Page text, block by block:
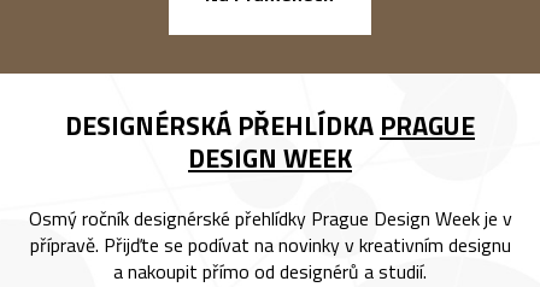
DESIGNÉRSKÁ PŘEHLÍDKA PRAGUE
DESIGN WEEK
Osmý ročník designérské přehlídky Prague Design Week je v
přípravě. Přijďte se podívat na novinky v kreativním designu
a nakoupit přímo od designérů a studií.